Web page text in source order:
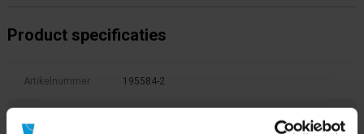
Product specificaties
Artikelnummer 195584-2